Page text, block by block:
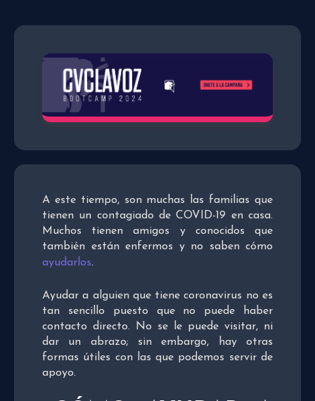
A este tiempo, son muchas las familias que
tienen un contagiado de COVID-19 en casa.
Muchos tienen amigos y conocidos que
también están enfermos y no saben cómo
ayudarlos.
Ayudar a alguien que tiene coronavirus no es
tan sencillo puesto que no puede haber
contacto directo. No se le puede visitar, ni
dar un abrazo; sin embargo, hay otras
formas útiles con las que podemos servir de
apoyo.